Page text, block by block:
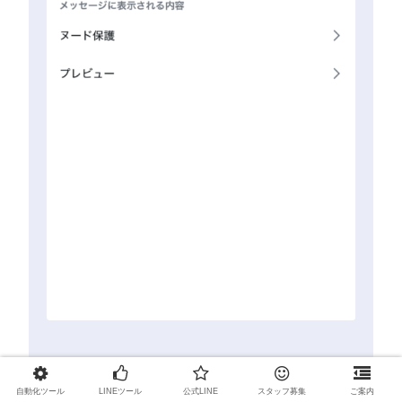
自動化ツール LINEツール 公式LINE スタッフ募集 ご案内